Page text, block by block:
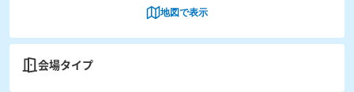
地図で表示
会場タイプ